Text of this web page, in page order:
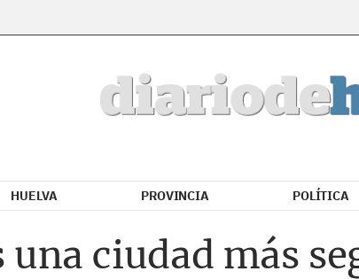
HUELVA PROVINCIA POLÍTICA
una ciudad más